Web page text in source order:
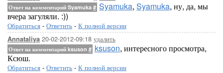
Ответ на комментарий Syamuka # Syamuka, Syamuka, ну, да, мы
вчера загуляли. :))
Обратиться - Ответить - К полной версии
Annataliya 20-02-2012-09:18 удалить
Ответ на комментарий ksuson # ksuson, интересного просмотра,
Ксюш.
Обратиться - Ответить - К полной версии